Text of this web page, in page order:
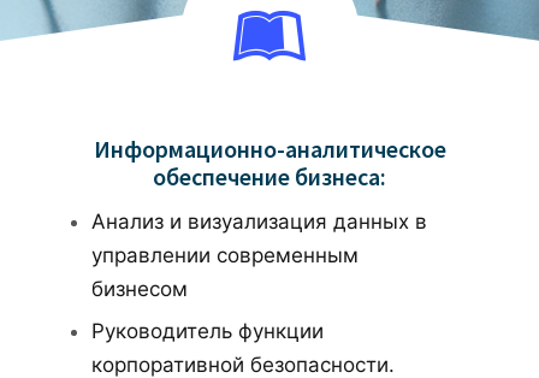
Информационно-аналитическое
обеспечение бизнеса:
Анализ и визуализация данных в
управлении современным
бизнесом
Руководитель функции
корпоративной безопасности.